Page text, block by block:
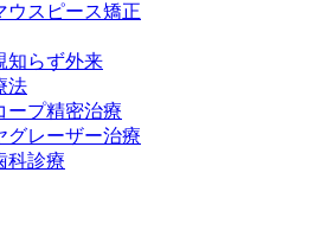
ウスピース矯正
知らず外来
法
ープ精密治療
グレーザー治療
科診療